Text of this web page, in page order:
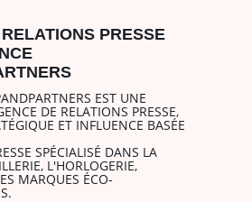
RELATIONS PRESSE
EST UNE
DE RELATIONS PRESSE,
ET INFLUENCE BASÉE
SPÉCIALISÉ DANS LA
L'HORLOGERIE,
MARQUES ÉCO-